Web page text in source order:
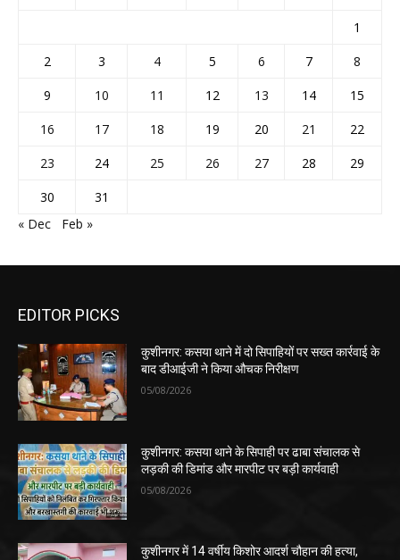
1
2
3 4 5 6 7
8
9
10 11 12 13 14
15
16
17 18 19 20 21
22
23
24 25 26 27 28
29
30
31
« Dec
Feb »
EDITOR PICKS
कुशीनगर: कसया थाने में दो सिपाहियों पर सख्त कार्रवाई के
बाद डीआईजी ने किया औचक निरीक्षण
05/08/2026
कुशीनगर: कसया थाने के सिपाही पर ढाबा संचालक से
लड़की की डिमांड और मारपीट पर बड़ी कार्यवाही
05/08/2026
कुशीनगर में 14 वर्षीय किशोर आदर्श चौहान की हत्या,